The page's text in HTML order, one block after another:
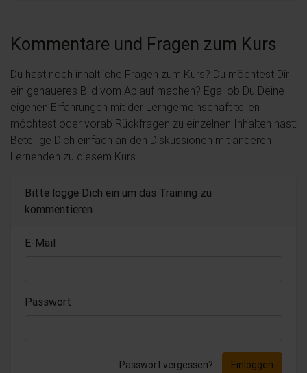
Kommentare und Fragen zum Kurs
Du hast noch inhaltliche Fragen zum Kurs? Du möchtest Dir
ein genaueres Bild vom Ablauf machen? Egal ob Du Deine
eigenen Erfahrungen mit der Lerngemeinschaft teilen
möchtest oder vorab Rückfragen zu einzelnen Inhalten hast:
Beteilige Dich einfach an den Diskussionen mit anderen
Lernenden zu diesem Kurs.
Bitte logge Dich ein um das Training zu
kommentieren.
E-Mail
Passwort
Passwort vergessen? Einloggen